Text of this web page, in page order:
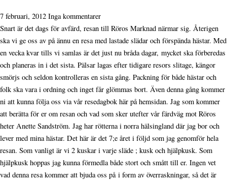
7 februari, 2012 Inga kommentarer
Snart är det dags för avfärd, resan till Röros Marknad närmar sig. Återigen
ska vi ge oss av på ännu en resa med lastade slädar och förspända hästar. Med
en vecka kvar tills vi samlas är det just nu bråda dagar, mycket ska förberedas
och planeras in i det sista. Pälsar lagas efter tidigare resors slitage, kängor
smörjs och seldon kontrolleras en sista gång. Packning för både hästar och
folk ska vara i ordning och inget får glömmas bort. Även denna gång kommer
ni att kunna följa oss via vår resedagbok här på hemsidan. Jag som kommer
att berätta för er om resan och vad som sker utefter vår färdväg mot Röros
heter Anette Sandström. Jag har rötterna i norra hälsingland där jag bor och
lever med mina hästar. Det här är det 7;e året i följd som jag genomför hela
resan. Som vanligt är vi 2 kuskar i varje släde ; kusk och hjälpkusk. Som
hjälpkusk hoppas jag kunna förmedla både stort och smått till er. Ingen vet
vad denna resa kommer att bjuda oss på i form av överraskningar, så det är